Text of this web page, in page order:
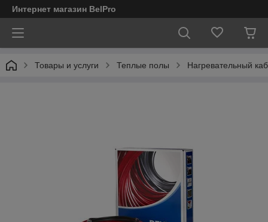
Интернет магазин BelPro
Товары и услуги Теплые полы Нагревательный